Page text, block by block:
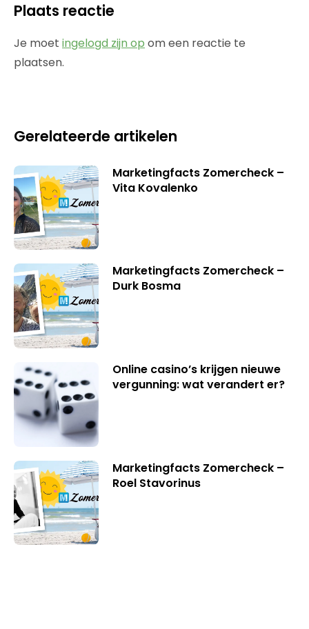
Plaats reactie
Je moet ingelogd zijn op om een reactie te
plaatsen.
Gerelateerde artikelen
Marketingfacts Zomercheck –
Vita Kovalenko
Marketingfacts Zomercheck –
Durk Bosma
Online casino’s krijgen nieuwe
vergunning: wat verandert er?
Marketingfacts Zomercheck –
Roel Stavorinus